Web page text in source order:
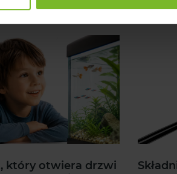
który otwiera drzwi